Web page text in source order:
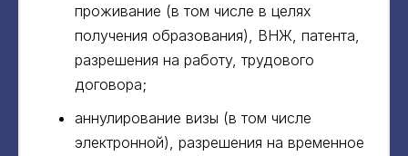
проживание (в том числе в целях
получения образования), ВНЖ, патента,
разрешения на работу, трудового
договора;
аннулирование визы (в том числе
электронной), разрешения на временное